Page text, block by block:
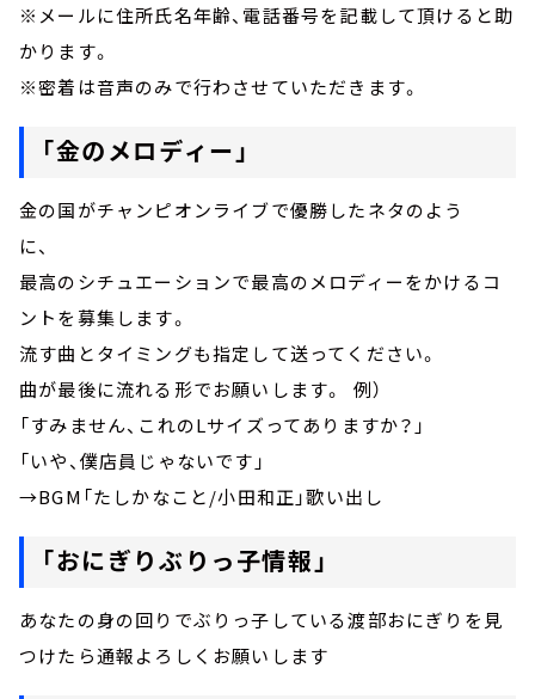
※メールに住所氏名年齢、電話番号を記載して頂けると助
かります。
※密着は音声のみで行わさせていただきます。
「金のメロディー」
金の国がチャンピオンライブで優勝したネタのよう
に、
最高のシチュエーションで最高のメロディーをかけるコ
ントを募集します。
流す曲とタイミングも指定して送ってください。
曲が最後に流れる形でお願いします。 例）
「すみません、これのLサイズってありますか？」
「いや、僕店員じゃないです」
→BGM「たしかなこと/小田和正」歌い出し
「おにぎりぶりっ子情報」
あなたの身の回りでぶりっ子している渡部おにぎりを見
つけたら通報よろしくお願いします